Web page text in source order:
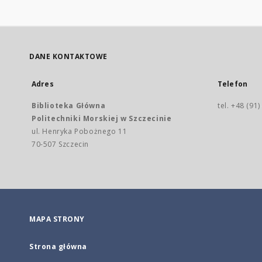
DANE KONTAKTOWE
Adres
Biblioteka Główna
Politechniki Morskiej w Szczecinie
ul. Henryka Pobożnego 11
70-507 Szczecin
Telefon
tel. +48
MAPA STRONY
Strona główna